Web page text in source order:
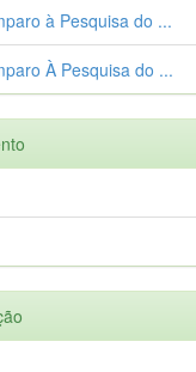
à Pesquisa do ...
À Pesquisa do ...